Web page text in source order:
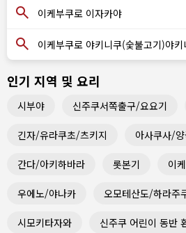
이케부쿠로 이자카야
이케부쿠로 야키니쿠(숯불고기)야키
인기 지역 및 요리
시부야 신주쿠서쪽출구/요요기
긴자/유라쿠초/츠키지 아사쿠사/
간다/아키하바라 롯본기 이
우에노/야나카 오모테산도/하라주
시모키타자와 신주쿠 어린이 동반